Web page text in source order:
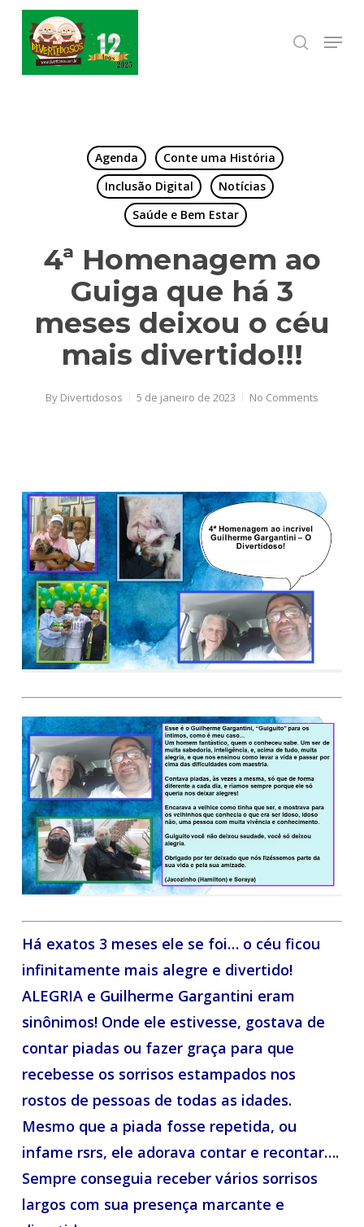
content
search
Menu
Agenda
Conte uma História
Inclusão Digital
Notícias
Saúde e Bem Estar
4ª Homenagem ao
Guiga que há 3
meses deixou o céu
mais divertido!!!
By Divertidosos 5 de janeiro de 2023 No Comments
Há exatos 3 meses ele se foi… o céu ficou
infinitamente mais alegre e divertido!
ALEGRIA e Guilherme Gargantini eram
sinônimos! Onde ele estivesse, gostava de
contar piadas ou fazer graça para que
recebesse os sorrisos estampados nos
rostos de pessoas de todas as idades.
Mesmo que a piada fosse repetida, ou
infame rsrs, ele adorava contar e recontar….
Sempre conseguia receber vários sorrisos
largos com sua presença marcante e
Close